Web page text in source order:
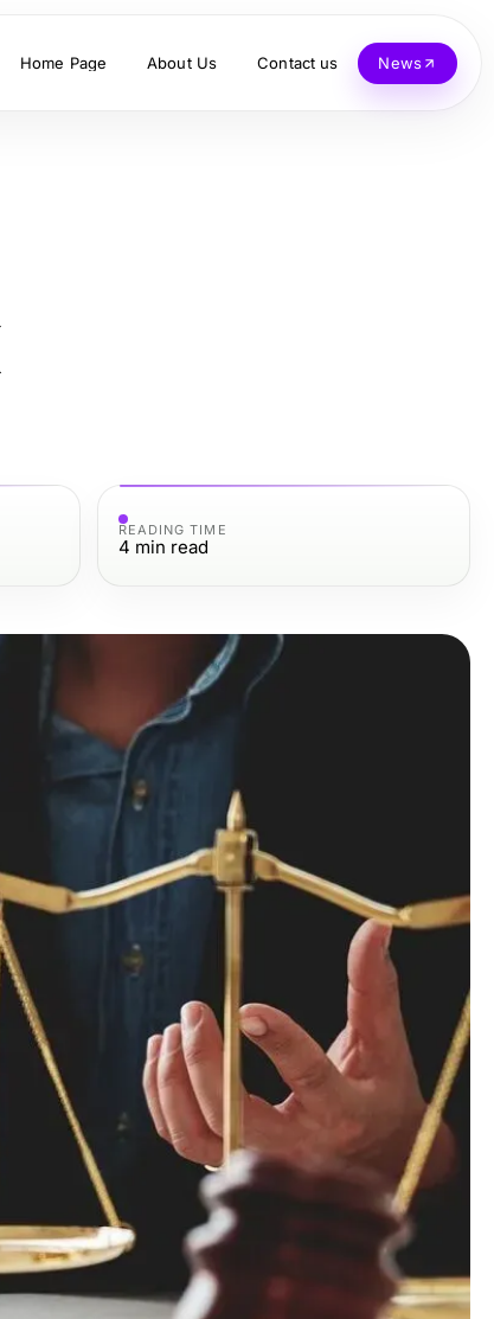
Home Page About Us Contact us News
READING TIME
4 min read